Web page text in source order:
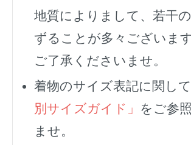
地質によりまして、若干
ずることが多々ございま
ご了承くださいませ。
着物のサイズ表記に関し
別サイズガイド」 をご参
ませ。